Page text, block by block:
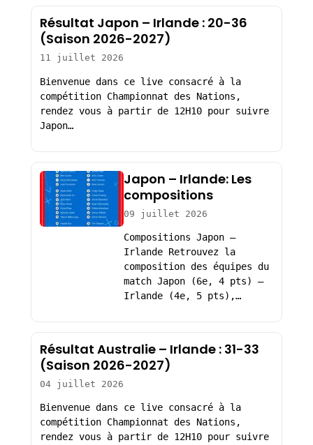
Résultat Japon – Irlande : 20-36
(Saison 2026-2027)
11 juillet 2026
Bienvenue dans ce live consacré à la
compétition Championnat des Nations,
rendez vous à partir de 12H10 pour suivre
Japon…
Japon – Irlande: Les
compositions
09 juillet 2026
Compositions Japon –
Irlande Retrouvez la
composition des équipes du
match Japon (6e, 4 pts) –
Irlande (4e, 5 pts),…
Résultat Australie – Irlande : 31-33
(Saison 2026-2027)
04 juillet 2026
Bienvenue dans ce live consacré à la
compétition Championnat des Nations,
rendez vous à partir de 12H10 pour suivre